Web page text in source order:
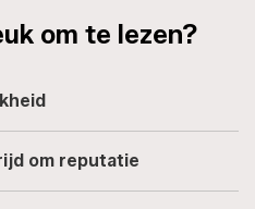
om te lezen?
om reputatie